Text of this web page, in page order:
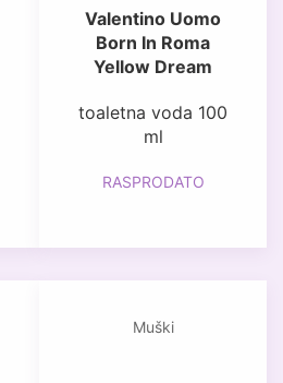
Valentino Uomo
Born In Roma
Yellow Dream
toaletna voda 100
ml
RASPRODATO
Muški